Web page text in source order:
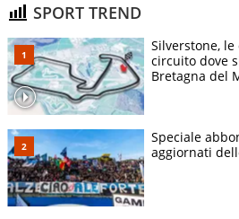
SPORT TREND
Silverstone,
circuito dove
Bretagna del
Speciale
aggiornati